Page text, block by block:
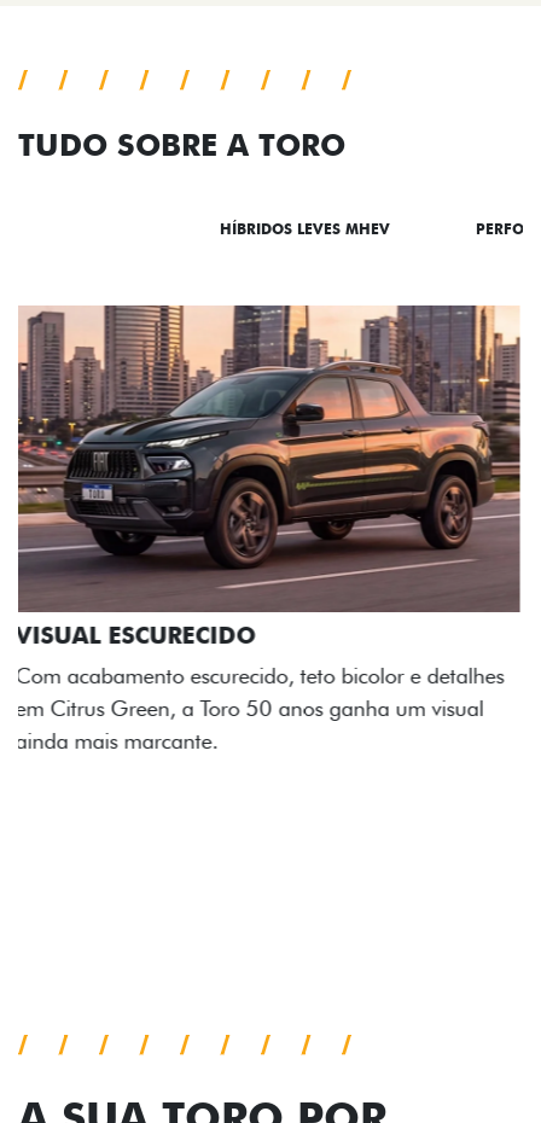
TUDO SOBRE A TORO
HÍBRIDOS LEVES MHEV
ADESIVOS ESTILIZADOS
Os adesivos aplicados no capô e nas laterais
reforçam a identidade única dessa edição para lá de
comemorativa.
TODOS OS ÂNGULOS